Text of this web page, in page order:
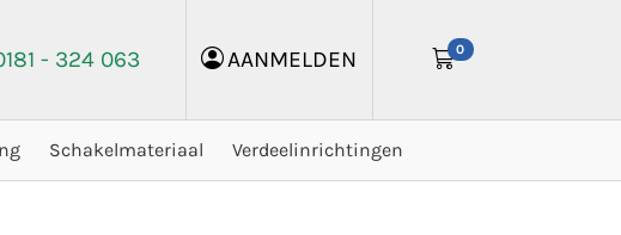
- 324 063 AANMELDEN 0
Schakelmateriaal Verdeelinrichtingen